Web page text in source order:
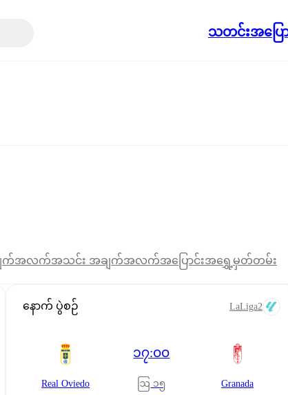
သတင်းအပြေ
ျက်အလက်အသင်း အချက်အလက်အပြောင်းအရွှေ့ မှတ်တမ်း
နောက် ပွဲစဉ် LaLiga2
Real Oviedo
၁၇:၀၀
ဩ ၁၅ Granada